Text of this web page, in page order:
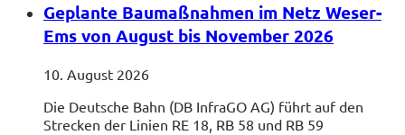
Geplante Baumaßnahmen im Netz Weser-
Ems von August bis November 2026
10. August 2026
Die Deutsche Bahn (DB InfraGO AG) führt auf den
Strecken der Linien RE 18, RB 58 und RB 59